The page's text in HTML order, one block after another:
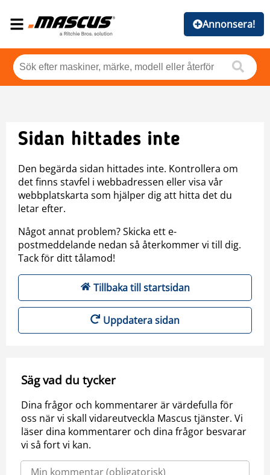
Annonsera!
Sidan hittades inte
Den begärda sidan hittades inte. Kontrollera om
det finns stavfel i webbadressen eller visa vår
webbplatskarta som hjälper dig att hitta det du
letar efter.
Något annat problem? Skicka ett e-
postmeddelande nedan så återkommer vi till dig.
Tack för ditt tålamod!
Tillbaka till startsidan
Uppdatera sidan
Säg vad du tycker
Dina frågor och kommentarer är värdefulla för
oss när vi skall vidareutveckla Mascus tjänster. Vi
läser dina kommentarer och dina frågor besvarar
vi så fort vi kan.